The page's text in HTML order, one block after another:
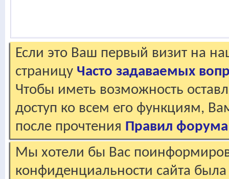
Если это Ваш первый визит на
страницу Часто задаваемых
Чтобы иметь возможность
доступ ко всем его функциям,
после прочтения Правил форума
Мы хотели бы Вас
конфиденциальности сайта